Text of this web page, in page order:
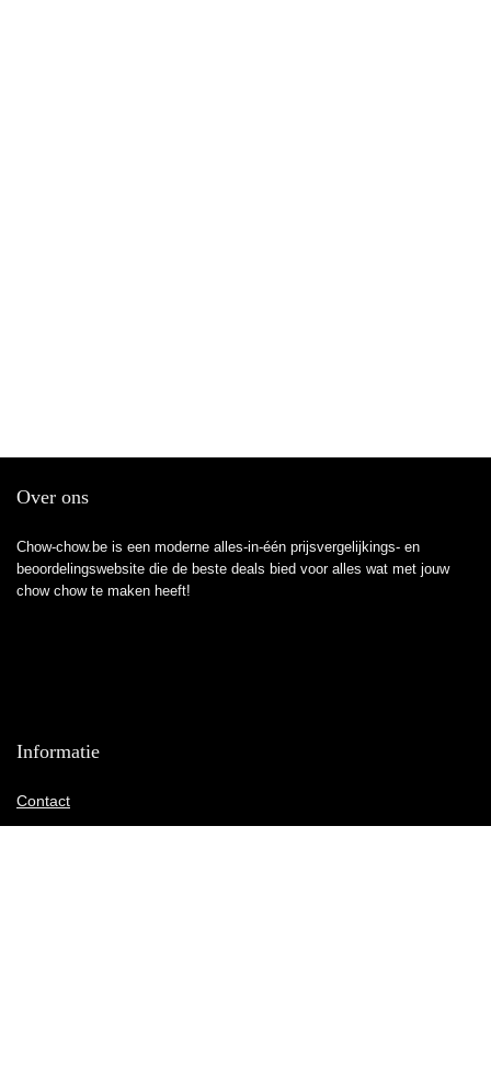
Over ons
Chow-chow.be is een moderne alles-in-één prijsvergelijkings- en
beoordelingswebsite die de beste deals bied voor alles wat met jouw
chow chow te maken heeft!
Informatie
Contact
Klantenservice